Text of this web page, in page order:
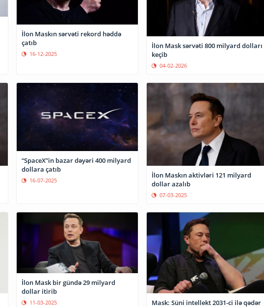
İlon Maskın sərvəti rekord həddə
çatıb
16-12-2025
İlon Mask sərvəti 800 milyard dolları
keçib
04-02-2026
“SpaceX”in bazar dəyəri 400 milyard
dollara çatıb
16-07-2025
İlon Maskın aktivləri 121 milyard
dollar azalıb
07-03-2025
İlon Mask bir gündə 29 milyard
dollar itirib
11-03-2025
Mask: Süni intellekt 2031-ci ilə qədər